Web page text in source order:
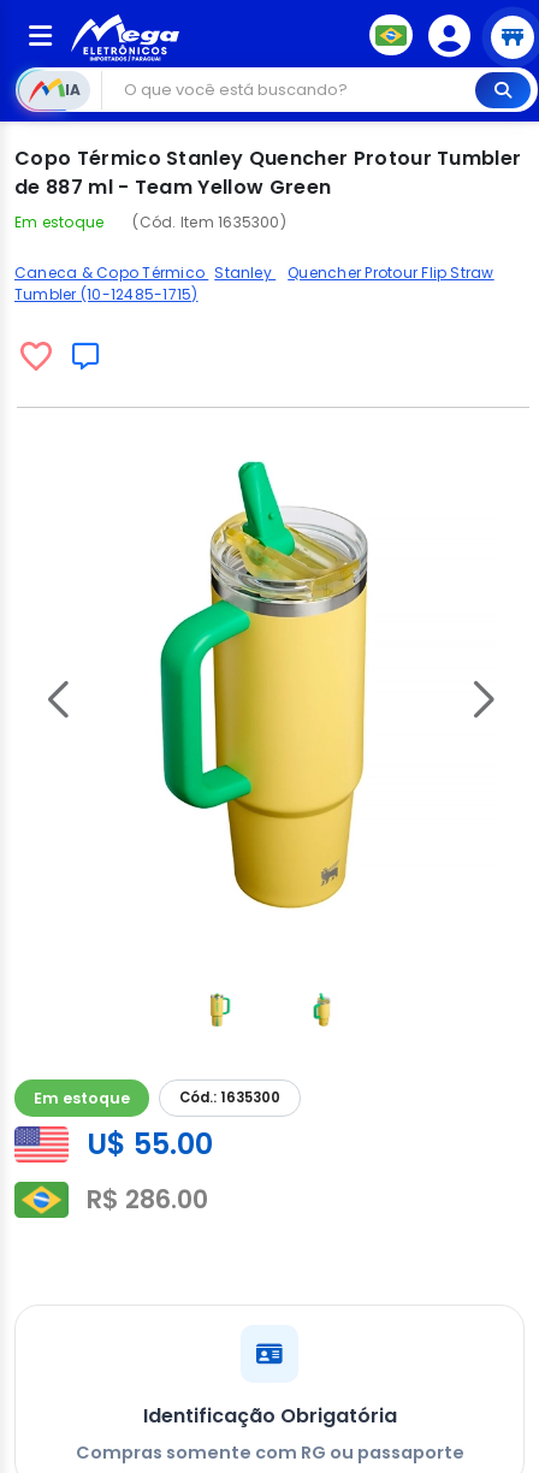
IA
Copo Térmico Stanley Quencher Protour Tumbler
de 887 ml - Team Yellow Green
Em estoque (Cód. Item 1635300)
Caneca & Copo Térmico Stanley
Quencher Protour Flip Straw
Tumbler (10-12485-1715)
Em estoque Cód.: 1635300
U$ 55.00
R$ 286.00
Identificação Obrigatória
Compras somente com RG ou passaporte